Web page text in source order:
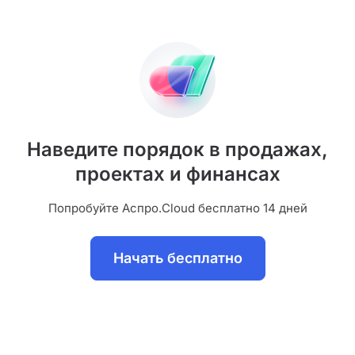
Наведите порядок в продажах,
проектах и финансах
Попробуйте Аспро.Cloud бесплатно 14 дней
Начать бесплатно